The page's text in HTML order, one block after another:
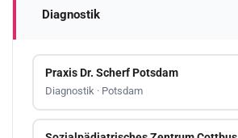
Diagnostik
Praxis Dr. Scherf Potsdam
Diagnostik · Potsdam